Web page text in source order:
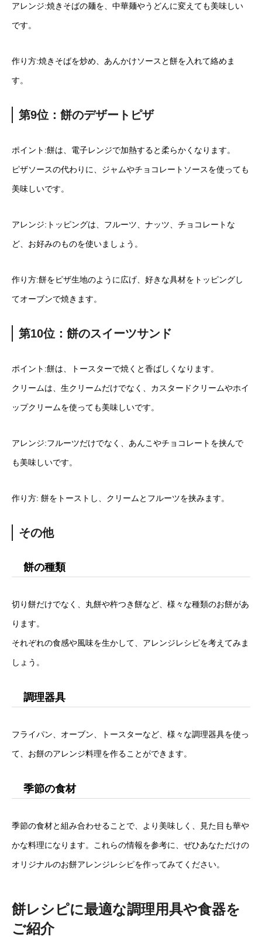
アレンジ:焼きそばの麺を、中華麺やうどんに変えても美味しい
です。
作り方:焼きそばを炒め、あんかけソースと餅を入れて絡めま
す。
第9位：餅のデザートピザ
ポイント:餅は、電子レンジで加熱すると柔らかくなります。
ピザソースの代わりに、ジャムやチョコレートソースを使っても
美味しいです。
アレンジ:トッピングは、フルーツ、ナッツ、チョコレートな
ど、お好みのものを使いましょう。
作り方:餅をピザ生地のように広げ、好きな具材をトッピングし
てオーブンで焼きます。
第10位：餅のスイーツサンド
ポイント:餅は、トースターで焼くと香ばしくなります。
クリームは、生クリームだけでなく、カスタードクリームやホイ
ップクリームを使っても美味しいです。
アレンジ:フルーツだけでなく、あんこやチョコレートを挟んで
も美味しいです。
作り方: 餅をトーストし、クリームとフルーツを挟みます。
その他
餅の種類
切り餅だけでなく、丸餅や杵つき餅など、様々な種類のお餅があ
ります。
それぞれの食感や風味を生かして、アレンジレシピを考えてみま
しょう。
調理器具
フライパン、オーブン、トースターなど、様々な調理器具を使っ
て、お餅のアレンジ料理を作ることができます。
季節の食材
季節の食材と組み合わせることで、より美味しく、見た目も華や
かな料理になります。これらの情報を参考に、ぜひあなただけの
オリジナルのお餅アレンジレシピを作ってみてください。
餅レシピに最適な調理用具や食器を
ご紹介